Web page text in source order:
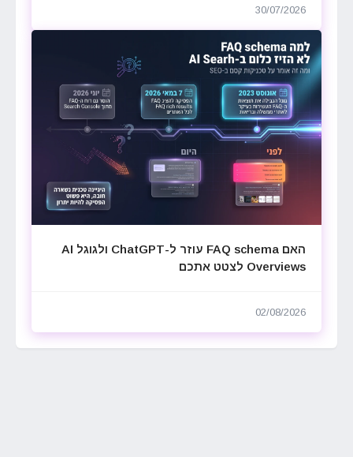
30/07/2026
האם FAQ schema עוזר ל-ChatGPT ולגוגל AI
Overviews לצטט אתכם
02/08/2026